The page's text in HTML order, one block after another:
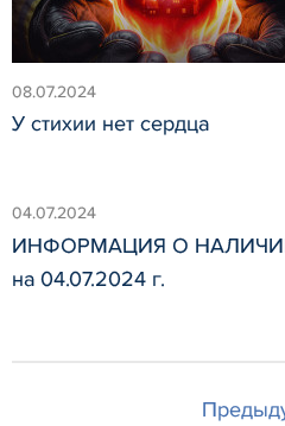
08.07.2024
У стихии нет сердца
04.07.2024
ИНФОРМАЦИЯ О
на 04.07.2024 г.